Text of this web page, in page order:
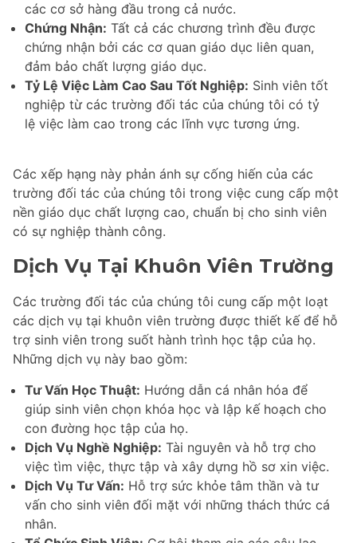
các cơ sở hàng đầu trong cả nước.
Chứng Nhận: Tất cả các chương trình đều được
chứng nhận bởi các cơ quan giáo dục liên quan,
đảm bảo chất lượng giáo dục.
Tỷ Lệ Việc Làm Cao Sau Tốt Nghiệp: Sinh viên tốt
nghiệp từ các trường đối tác của chúng tôi có tỷ
lệ việc làm cao trong các lĩnh vực tương ứng.
Các xếp hạng này phản ánh sự cống hiến của các
trường đối tác của chúng tôi trong việc cung cấp một
nền giáo dục chất lượng cao, chuẩn bị cho sinh viên
có sự nghiệp thành công.
Dịch Vụ Tại Khuôn Viên Trường
Các trường đối tác của chúng tôi cung cấp một loạt
các dịch vụ tại khuôn viên trường được thiết kế để hỗ
trợ sinh viên trong suốt hành trình học tập của họ.
Những dịch vụ này bao gồm:
Tư Vấn Học Thuật: Hướng dẫn cá nhân hóa để
giúp sinh viên chọn khóa học và lập kế hoạch cho
con đường học tập của họ.
Dịch Vụ Nghề Nghiệp: Tài nguyên và hỗ trợ cho
việc tìm việc, thực tập và xây dựng hồ sơ xin việc.
Dịch Vụ Tư Vấn: Hỗ trợ sức khỏe tâm thần và tư
vấn cho sinh viên đối mặt với những thách thức cá
nhân.